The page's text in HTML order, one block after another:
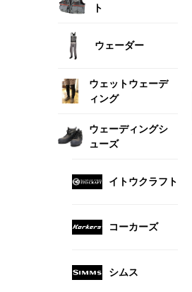
ト
ウェーダー
ウェットウェーデ
ィング
ウェーディングシ
ューズ
イトウクラフト
コーカーズ
シムス